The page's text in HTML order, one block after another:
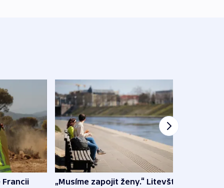
Francii
„Musíme zapojit ženy.“ Litevští